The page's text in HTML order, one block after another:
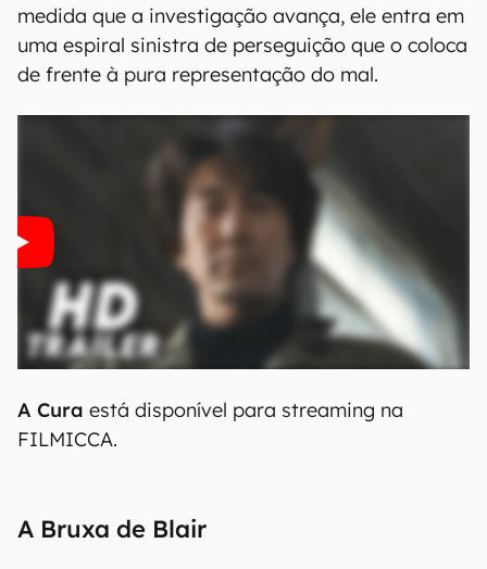
medida que a investigação avança, ele entra em
uma espiral sinistra de perseguição que o coloca
de frente à pura representação do mal.
A Cura está disponível para streaming na
FILMICCA.
A Bruxa de Blair